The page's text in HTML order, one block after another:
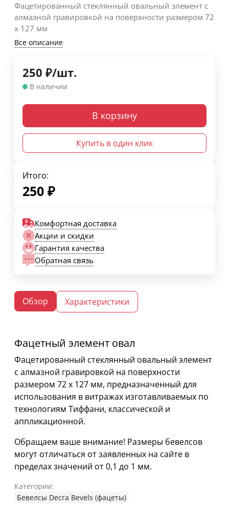
Фацетированный стеклянный овальный элемент с
алмазной гравировкой на поверхности размером 72
х 127 мм
Все описание
250 ₽/шт.
В наличии
В корзину
Купить в один клик
Итого:
250 ₽
Комфортная доставка
Акции и скидки
Гарантия качества
Обратная связь
Обзор Характеристики
Фацетный элемент овал
Фацетированный стеклянный овальный элемент
с алмазной гравировкой на поверхности
размером 72 х 127 мм, предназначенный для
использования в витражах изготавливаемых по
технологиям Тиффани, классической и
аппликационной.
Обращаем ваше внимание! Размеры бевелсов
могут отличаться от заявленных на сайте в
пределах значений от 0,1 до 1 мм.
Категории:
Бевелсы Decra Bevels (фацеты)